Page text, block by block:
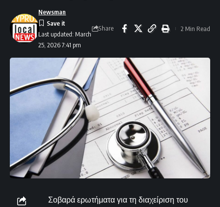
Last updated: March
25, 2026 7:41 pm
Newsman
Share 2 Min Read
Σοβαρά ερωτήματα για τη διαχείριση του